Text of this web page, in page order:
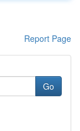
Report Page
Go